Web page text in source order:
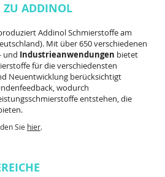
ADDINOL
Addinol Schmierstoffe am
Mit über 650 verschiedenen
und Industrieanwendungen bietet
für die verschiedensten
Neuentwicklung berücksichtigt
wodurch
entstehen, die
Sie hier.